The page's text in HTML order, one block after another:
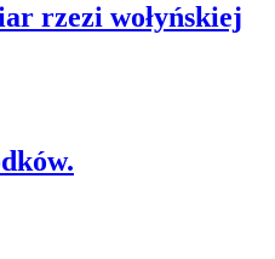
rzezi wołyńskiej